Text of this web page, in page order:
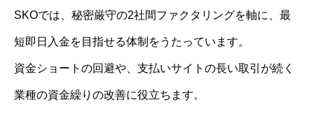
SKOでは、秘密厳守の2社間ファクタリングを軸に、最
短即日入金を目指せる体制をうたっています。
資金ショートの回避や、支払いサイトの長い取引が続く
業種の資金繰りの改善に役立ちます。